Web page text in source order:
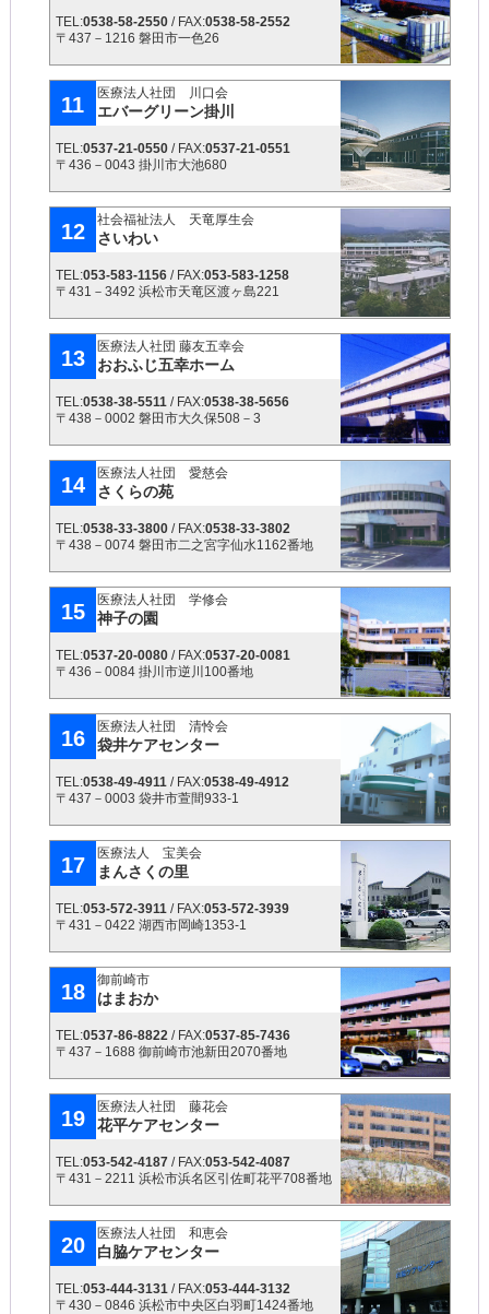
TEL:0538-58-2550/ FAX:0538-58-2552
〒437－1216 磐田市一色26
11 医療法人社団 川口会
エバーグリーン掛川
TEL:0537-21-0550/ FAX:0537-21-0551
〒436－0043 掛川市大池680
12 社会福祉法人 天竜厚生会
さいわい
TEL:053-583-1156/ FAX:053-583-1258
〒431－3492 浜松市天竜区渡ヶ島221
13 医療法人社団 藤友五幸会
おおふじ五幸ホーム
TEL:0538-38-5511/ FAX:0538-38-5656
〒438－0002 磐田市大久保508－3
14 医療法人社団 愛慈会
さくらの苑
TEL:0538-33-3800/ FAX:0538-33-3802
〒438－0074 磐田市二之宮字仙水1162番地
15 医療法人社団 学修会
神子の園
TEL:0537-20-0080/ FAX:0537-20-0081
〒436－0084 掛川市逆川100番地
16 医療法人社団 清怜会
袋井ケアセンター
TEL:0538-49-4911/ FAX:0538-49-4912
〒437－0003 袋井市萱間933-1
17 医療法人 宝美会
まんさくの里
TEL:053-572-3911/ FAX:053-572-3939
〒431－0422 湖西市岡崎1353-1
18 御前崎市
はまおか
TEL:0537-86-8822/ FAX:0537-85-7436
〒437－1688 御前崎市池新田2070番地
19 医療法人社団 藤花会
花平ケアセンター
TEL:053-542-4187/ FAX:053-542-4087
〒431－2211 浜松市浜名区引佐町花平708番地
20 医療法人社団 和恵会
白脇ケアセンター
TEL:053-444-3131/ FAX:053-444-3132
〒430－0846 浜松市中央区白羽町1424番地